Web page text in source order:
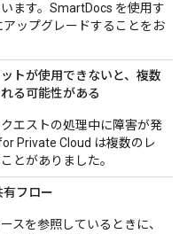
ます。SmartDocs を使用す
ップグレードすることをお
トが使用できないと、複数
る可能性がある
エストの処理中に障害が発
Private Cloud は複数のレ
とがありました。
フロー
スを参照しているときに、